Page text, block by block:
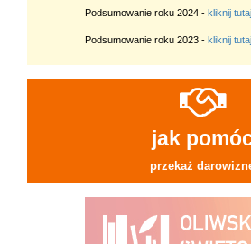
Podsumowanie roku 2024 - kliknij
Podsumowanie roku 2023 - kliknij
jak
przekaż